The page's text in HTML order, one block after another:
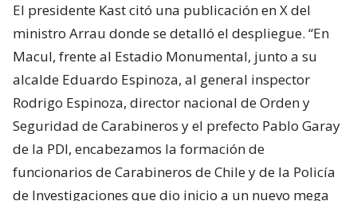
El presidente Kast citó una publicación en X del
ministro Arrau donde se detalló el despliegue. “En
Macul, frente al Estadio Monumental, junto a su
alcalde Eduardo Espinoza, al general inspector
Rodrigo Espinoza, director nacional de Orden y
Seguridad de Carabineros y el prefecto Pablo Garay
de la PDI, encabezamos la formación de
funcionarios de Carabineros de Chile y de la Policía
de Investigaciones que dio inicio a un nuevo mega